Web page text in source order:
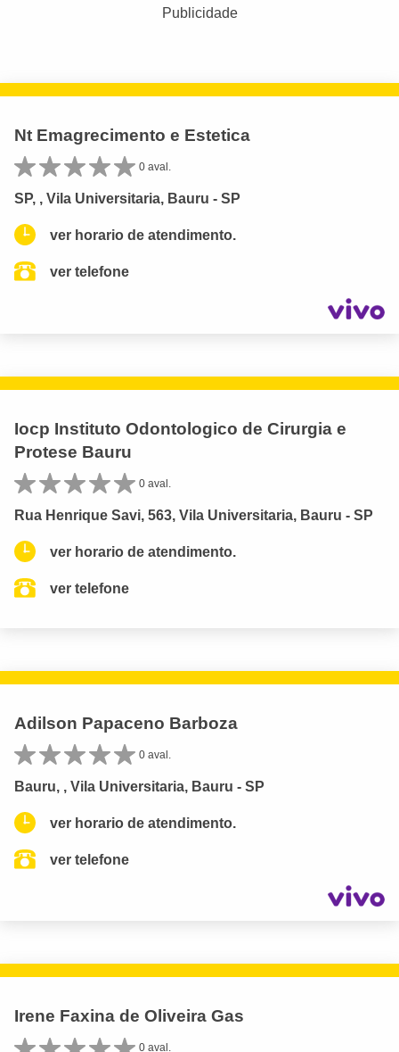
Publicidade
Nt Emagrecimento e Estetica
0 aval.
SP, , Vila Universitaria, Bauru - SP
ver horario de atendimento.
ver telefone
Iocp Instituto Odontologico de Cirurgia e
Protese Bauru
0 aval.
Rua Henrique Savi, 563, Vila Universitaria, Bauru - SP
ver horario de atendimento.
ver telefone
Adilson Papaceno Barboza
0 aval.
Bauru, , Vila Universitaria, Bauru - SP
ver horario de atendimento.
ver telefone
Irene Faxina de Oliveira Gas
0 aval.